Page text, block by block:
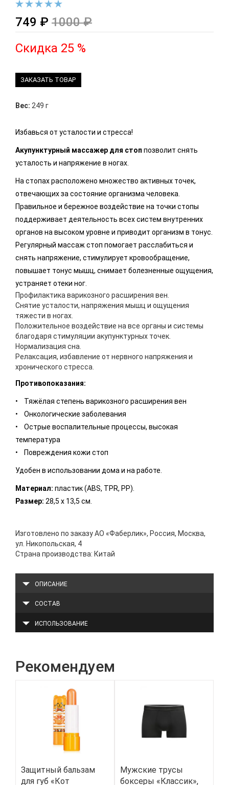
749 ₽ 1000 ₽
Скидка 25 %
ЗАКАЗАТЬ ТОВАР
Вес: 249 г
Избавься от усталости и стресса!
Акупунктурный массажер для стоп позволит снять
усталость и напряжение в ногах.
На стопах расположено множество активных точек,
отвечающих за состояние организма человека.
Правильное и бережное воздействие на точки стопы
поддерживает деятельность всех систем внутренних
органов на высоком уровне и приводит организм в тонус.
Регулярный массаж стоп помогает расслабиться и
снять напряжение, стимулирует кровообращение,
повышает тонус мышц, снимает болезненные ощущения,
устраняет отеки ног.
Профилактика варикозного расширения вен.
Снятие усталости, напряжения мышц и ощущения
тяжести в ногах.
Положительное воздействие на все органы и системы
благодаря стимуляции акупунктурных точек.
Нормализация сна.
Релаксация, избавление от нервного напряжения и
хронического стресса.
Противопоказания:
• Тяжёлая степень варикозного расширения вен
• Онкологические заболевания
• Острые воспалительные процессы, высокая
температура
• Повреждения кожи стоп
Удобен в использовании дома и на работе.
Материал: пластик (ABS, TPR, PP).
Размер: 28,5 х 13,5 см.
Изготовлено по заказу АО «Фаберлик», Россия, Москва,
ул. Никопольская, 4
Страна производства: Китай
ОПИСАНИЕ
СОСТАВ
ИСПОЛЬЗОВАНИЕ
Рекомендуем
Защитный бальзам
для губ «Кот
Мужские трусы
боксеры «Классик»,